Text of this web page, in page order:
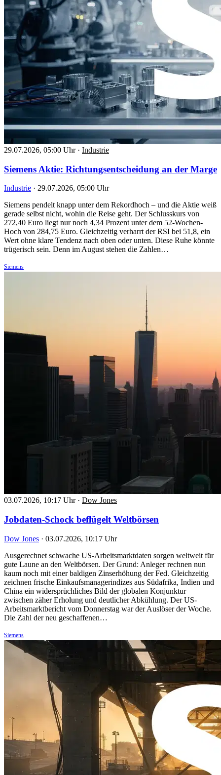
29.07.2026, 05:00 Uhr · Industrie
Siemens Aktie: Richtungsentscheidung an der Marge
Industrie · 29.07.2026, 05:00 Uhr
Siemens pendelt knapp unter dem Rekordhoch – und die Aktie weiß
gerade selbst nicht, wohin die Reise geht. Der Schlusskurs von
272,40 Euro liegt nur noch 4,34 Prozent unter dem 52-Wochen-
Hoch von 284,75 Euro. Gleichzeitig verharrt der RSI bei 51,8, ein
Wert ohne klare Tendenz nach oben oder unten. Diese Ruhe könnte
trügerisch sein. Denn im August stehen die Zahlen…
Siemens
03.07.2026, 10:17 Uhr · Dow Jones
Jobdaten-Schock beflügelt Weltbörsen
Dow Jones · 03.07.2026, 10:17 Uhr
Ausgerechnet schwache US-Arbeitsmarktdaten sorgen weltweit für
gute Laune an den Weltbörsen. Der Grund: Anleger rechnen nun
kaum noch mit einer baldigen Zinserhöhung der Fed. Gleichzeitig
zeichnen frische Einkaufsmanagerindizes aus Südafrika, Indien und
China ein widersprüchliches Bild der globalen Konjunktur –
zwischen zäher Erholung und deutlicher Abkühlung. Der US-
Arbeitsmarktbericht vom Donnerstag war der Auslöser der Woche.
Die Zahl der neu geschaffenen…
Siemens